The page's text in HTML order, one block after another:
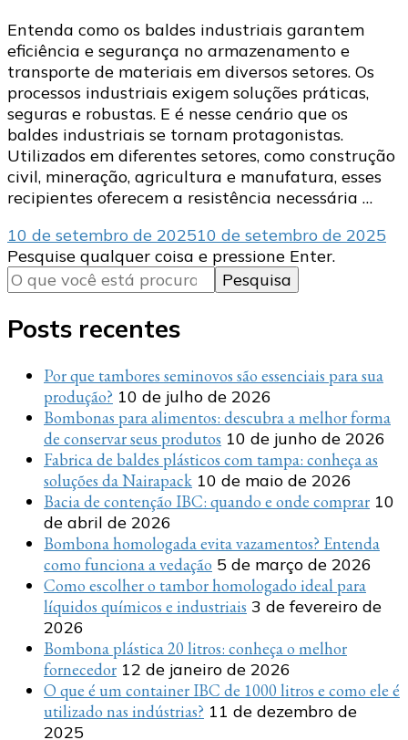
Entenda como os baldes industriais garantem
eficiência e segurança no armazenamento e
transporte de materiais em diversos setores. Os
processos industriais exigem soluções práticas,
seguras e robustas. E é nesse cenário que os
baldes industriais se tornam protagonistas.
Utilizados em diferentes setores, como construção
civil, mineração, agricultura e manufatura, esses
recipientes oferecem a resistência necessária …
10 de setembro de 202510 de setembro de 2025
Procurando
algo?
Pesquise qualquer coisa e pressione Enter.
Posts recentes
Por que tambores seminovos são essenciais para sua
produção? 10 de julho de 2026
Bombonas para alimentos: descubra a melhor forma
de conservar seus produtos 10 de junho de 2026
Fabrica de baldes plásticos com tampa: conheça as
soluções da Nairapack 10 de maio de 2026
Bacia de contenção IBC: quando e onde comprar 10
de abril de 2026
Bombona homologada evita vazamentos? Entenda
como funciona a vedação 5 de março de 2026
Como escolher o tambor homologado ideal para
líquidos químicos e industriais 3 de fevereiro de
2026
Bombona plástica 20 litros: conheça o melhor
fornecedor 12 de janeiro de 2026
O que é um container IBC de 1000 litros e como ele é
utilizado nas indústrias? 11 de dezembro de
2025